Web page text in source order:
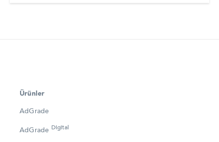
Ürünler
AdGrade
AdGrade Digital